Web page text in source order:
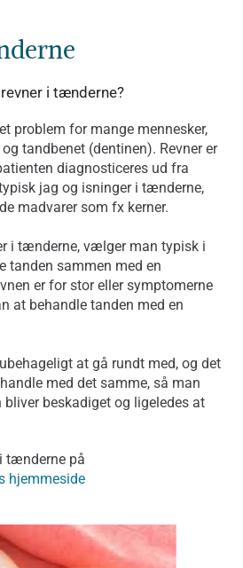
i tænderne?
problem for mange mennesker,
tandbenet (dentinen). Revner er
diagnosticeres ud fra
jag og isninger i tænderne,
madvarer som fx kerner.
i tænderne, vælger man typisk i
tanden sammen med en
er for stor eller symptomerne
at behandle tanden med en
at gå rundt med, og det
med det samme, så man
beskadiget og ligeledes at
tænderne på
hjemmeside